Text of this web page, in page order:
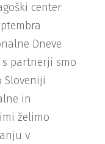
center
Dneve
s partnerji smo
Sloveniji
in
želimo
v